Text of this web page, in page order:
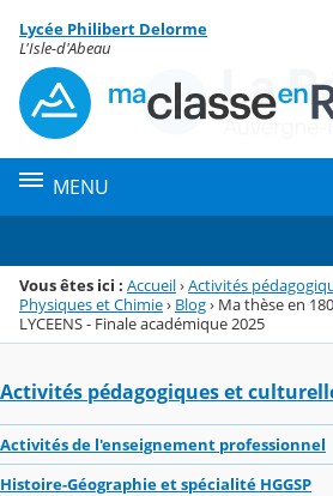
Menu de la rubrique
Contenu
Lycée Philibert Delorme
L'Isle-d'Abeau
MENU
Vous êtes ici : Accueil›Activités
Physiques et Chimie› Blog› Ma thèse en
LYCEENS - Finale académique 2025
Activités pédagogiques et
Activités de l'enseignement professionnel
Histoire-Géographie et spécialité HGGSP